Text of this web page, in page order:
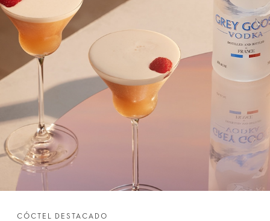
CÓCTEL DESTACADO